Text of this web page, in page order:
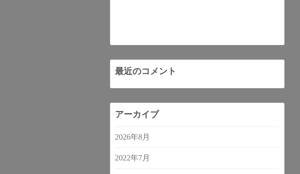
最近のコメント
アーカイブ
2026年8月
2022年7月